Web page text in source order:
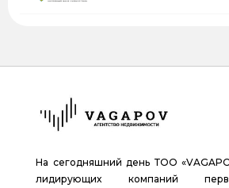
На сегодняшний день ТОО
лидирующих компаний